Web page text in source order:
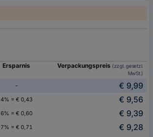
Ersparnis Verpackungspreis (zzgl. gesetzl.
MwSt.)
-
€ 9,99
4% = € 0,43
€ 9,56
6% = € 0,60
€ 9,39
7% = € 0,71 € 9,28